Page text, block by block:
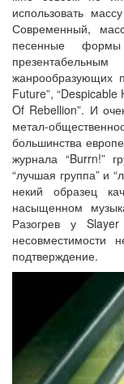
использовать
Современный,
песенные
жанрообразующих
Future”,
Of Rebellion”. И
метал-
большинства
журнала “Burrn!”
“лучшая группа” и
некий образец
насыщенном
Разогрев у
несовместимости
подтверждение.